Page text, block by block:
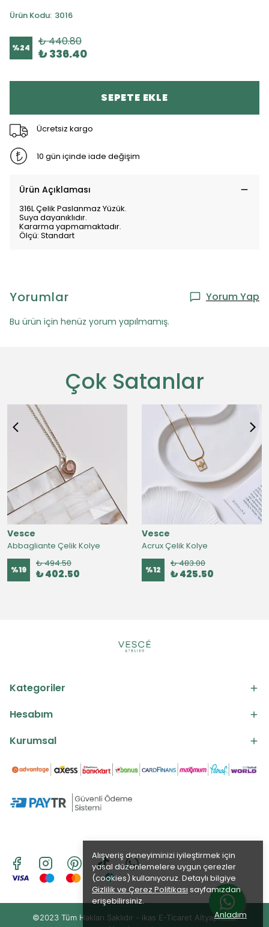
Alışveriş deneyiminizi iyileştirmek için
yasal düzenlemelere uygun çerezler
(cookies) kullanıyoruz. Detaylı bilgiye
Gizlilik ve Çerez Politikası sayfamızdan
erişebilirsiniz.
Anladım
Ürün Kodu: 3016
%24 ₺ 440.80
₺ 336.40
SEPETE EKLE
Ücretsiz kargo
10 gün içinde iade değişim
Ürün Açıklaması
316L Çelik Paslanmaz Yüzük.
Suya dayanıklıdır.
Kararma yapmamaktadır.
Ölçü: Standart
Yorumlar Yorum Yap
Bu ürün için henüz yorum yapılmamış.
Çok Satanlar
Vesce
Abbagliante Çelik Kolye
%19
₺ 494.50
₺ 402.50
Vesce
Acrux Çelik Kolye
%12
₺ 483.00
₺ 425.50
Kategoriler
Hesabım
Kurumsal
©2023 Tüm Hakları Saklıdır - ikas E-Ticaret Altyapısı ile